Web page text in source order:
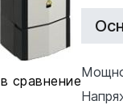
в сравнение